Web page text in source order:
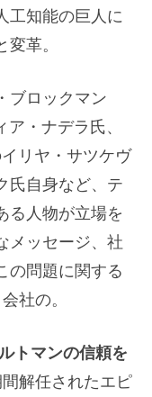
工知能の巨人に
革。
ブロックマン
・ナデラ氏、
リヤ・サツケヴ
氏自身など、テ
る人物が立場を
メッセージ、社
の問題に関する
会社の。
トマンの信頼を
解任されたエピ